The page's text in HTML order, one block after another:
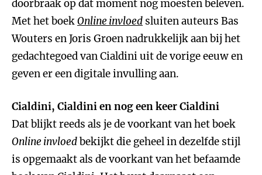
doorbraak op dat moment nog moesten beleven.
Met het boekOnline invloed sluiten auteurs Bas
Wouters en Joris Groen nadrukkelijk aan bij het
gedachtegoed van Cialdini uit de vorige eeuw en
geven er een digitale invulling aan.
Cialdini, Cialdini en nog een keer Cialdini
Dat blijkt reeds als je de voorkant van het boek
Online invloedbekijkt die geheel in dezelfde stijl
is opgemaakt als de voorkant van het befaamde